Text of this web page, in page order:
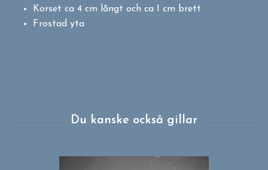
Korset ca 4 cm långt och ca 1 cm brett
Frostad yta